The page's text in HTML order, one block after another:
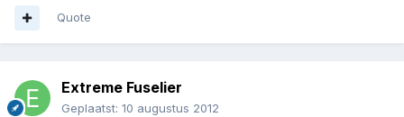
Quote
Extreme Fuselier
Geplaatst: 10 augustus 2012